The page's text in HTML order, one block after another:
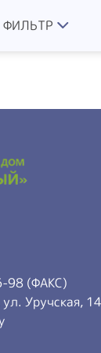
ФИЛЬТР
98 (ФАКС)
Уручская,